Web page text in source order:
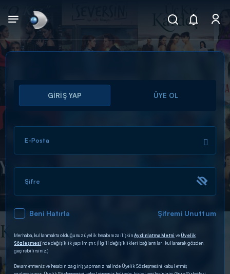
Arama
ARAMA SONUÇLARI
DİĞER SONUÇLAR
GİRİŞ YAP ÜYE OL
E-Posta
Şifre
Beni Hatırla Şifremi Unuttum
Merhaba, kullanmakta olduğunuz üyelik hesabınıza ilişkinAydınlatma Metni veÜyelik
Sözleşmesi’nde değişiklik yapılmıştır. (İlgili değişiklikleri bağlantıları kullanarak gözden
geçirebilirsiniz.)
Devam etmeniz ve hesabınıza giriş yapmanız halinde Üyelik Sözleşmesini kabul etmiş